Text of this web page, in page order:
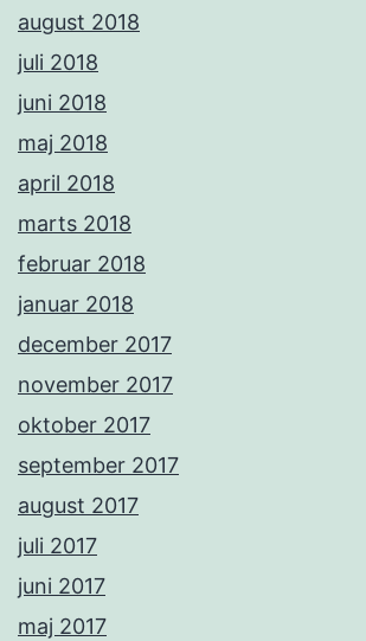
august 2018
juli 2018
juni 2018
maj 2018
april 2018
marts 2018
februar 2018
januar 2018
december 2017
november 2017
oktober 2017
september 2017
august 2017
juli 2017
juni 2017
maj 2017